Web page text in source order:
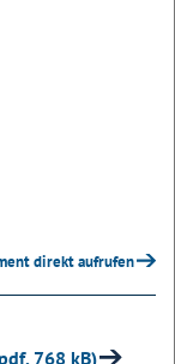
direkt aufrufen
768 kB)